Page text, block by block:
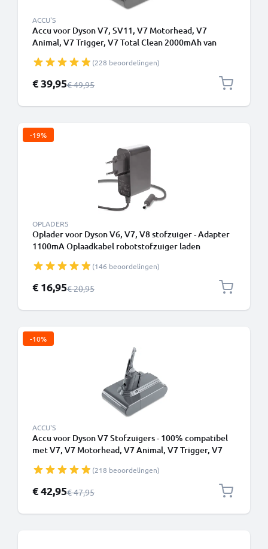
ACCU'S
Accu voor Dyson V7, SV11, V7 Motorhead, V7
Animal, V7 Trigger, V7 Total Clean 2000mAh van
(228 beoordelingen)
Speciale prijs
€ 39,95Normale prijs
€ 49,95
-19%
OPLADERS
Oplader voor Dyson V6, V7, V8 stofzuiger - Adapter
1100mA Oplaadkabel robotstofzuiger laden
(146 beoordelingen)
Speciale prijs
€ 16,95Normale prijs
€ 20,95
-10%
ACCU'S
Accu voor Dyson V7 Stofzuigers - 100% compatibel
met V7, V7 Motorhead, V7 Animal, V7 Trigger, V7
968670-02) (21,6V, 2500mAh) van CELLONIC -
Batterij met schroeven
(218 beoordelingen)
Speciale prijs
€ 42,95Normale prijs
€ 47,95